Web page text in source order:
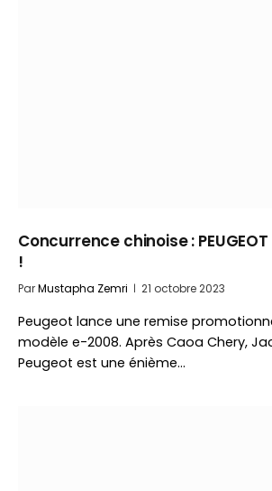
Concurrence chinoise :
!
ParMustapha Zemri 21 octobre 2023
Peugeot lance une remise
modèle e-2008. Après Caoa Chery,
Peugeot est une énième…